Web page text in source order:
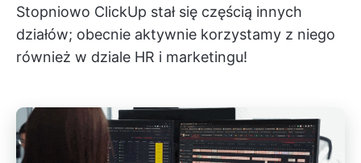
Stopniowo ClickUp stał się częścią innych
działów; obecnie aktywnie korzystamy z niego
również w dziale HR i marketingu!